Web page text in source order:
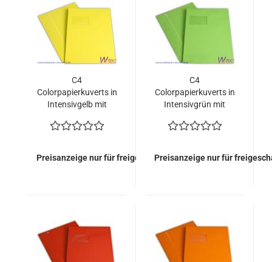
C4
Colorpapierkuverts in
Intensivgelb mit
= 170,00 EURO)
Preisanzeige nur für freigeschaltete Kunden
C4
Colorpapierkuverts in
Intensivgrün mit
= 170,00 EURO)
Preisanzeige nur für